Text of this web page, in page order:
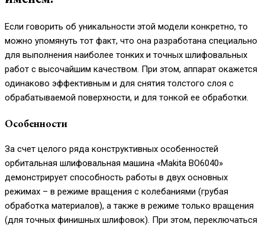
Если говорить об уникальности этой модели конкретно, то
можно упомянуть тот факт, что она разработана специально
для выполнения наиболее тонких и точных шлифовальных
работ с высочайшим качеством. При этом, аппарат окажется
одинаково эффективным и для снятия толстого слоя с
обрабатываемой поверхности, и для тонкой ее обработки.
Особенности
За счет целого ряда конструктивных особенностей
орбитальная шлифовальная машина «Makita BO6040»
демонстрирует способность работы в двух основных
режимах – в режиме вращения с колебаниями (грубая
обработка материалов), а также в режиме только вращения
(для точных финишных шлифовок). При этом, переключаться